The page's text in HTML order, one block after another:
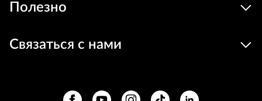
Полезно
Связаться с нами